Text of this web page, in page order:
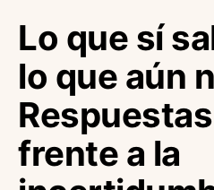
Lo que sí
lo que aún
frente a la